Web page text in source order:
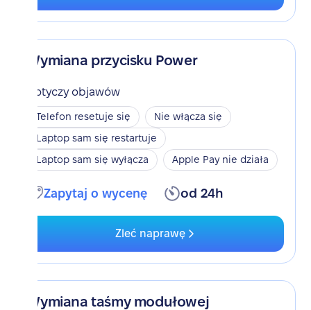
Wymiana przycisku Power
Dotyczy objawów
Telefon resetuje się
Nie włącza się
Laptop sam się restartuje
Laptop sam się wyłącza
Apple Pay nie działa
Zapytaj o wycenę od 24h
Zleć naprawę
Wymiana taśmy modułowej